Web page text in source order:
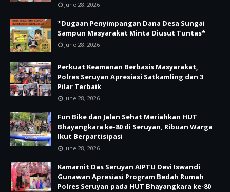
June 28, 2026
*Dugaan Penyimpangan Dana Desa Sungai
Sampun Masyarakat Minta Diusut Tuntas*
June 28, 2026
Perkuat Keamanan Berbasis Masyarakat,
Polres Seruyan Apresiasi Satkamling dan 3
Pilar Terbaik
June 28, 2026
Fun Bike dan Jalan Sehat Meriahkan HUT
Bhayangkara ke-80 di Seruyan, Ribuan Warga
Ikut Berpartisipasi
June 28, 2026
Kamarnit Das Seruyan AIPTU Devi Iswandi
Gunawan Apresiasi Program Bedah Rumah
Polres Seruyan pada HUT Bhayangkara ke-80